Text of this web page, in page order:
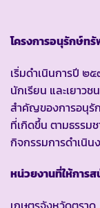
โครงการอนุรักษ์ท
เริ่มดำเนินการปี ๒
นักเรียน และเยาว
สำคัญของการอนุรั
ที่เกิดขึ้น ตามธรรม
กิจกรรมการดำเนิน
หน่วยงานที่ให้การ